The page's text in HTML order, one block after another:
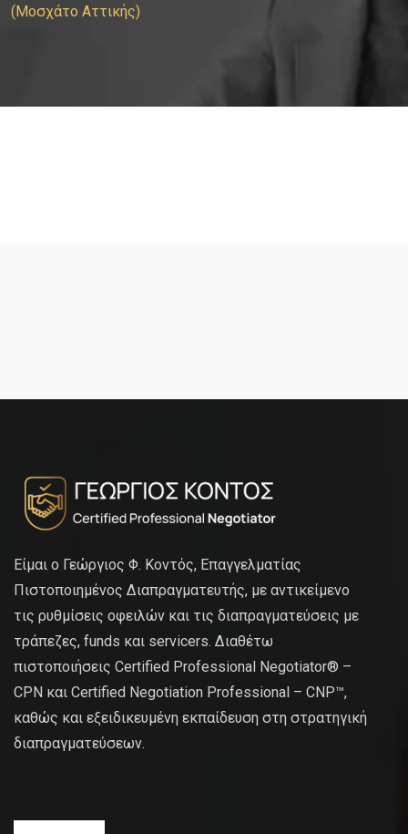
(Μοσχάτο Αττικής)
Είμαι ο Γεώργιος Φ. Κοντός, Επαγγελματίας
Πιστοποιημένος Διαπραγματευτής, με αντικείμενο
τις ρυθμίσεις οφειλών και τις διαπραγματεύσεις με
τράπεζες, funds και servicers. Διαθέτω
πιστοποιήσεις Certified Professional Negotiator® –
CPN και Certified Negotiation Professional – CNP™,
καθώς και εξειδικευμένη εκπαίδευση στη στρατηγική
διαπραγματεύσεων.